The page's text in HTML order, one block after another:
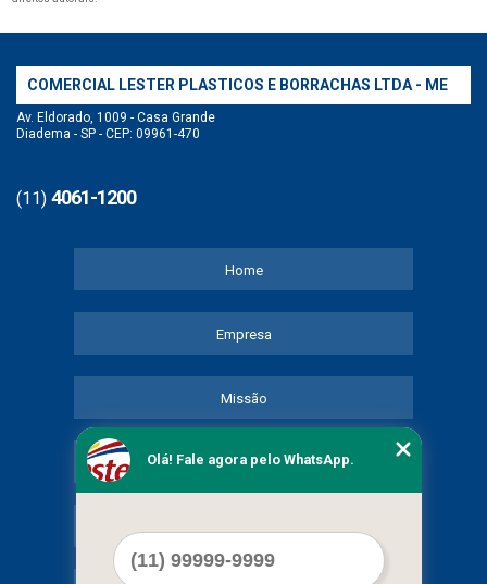
COMERCIAL LESTER PLASTICOS E BORRACHAS LTDA - ME
Av. Eldorado, 1009 - Casa Grande
Diadema - SP - CEP: 09961-470
(11) 4061-1200
Home
Empresa
Missão
Serviços
Olá! Fale agora pelo WhatsApp.